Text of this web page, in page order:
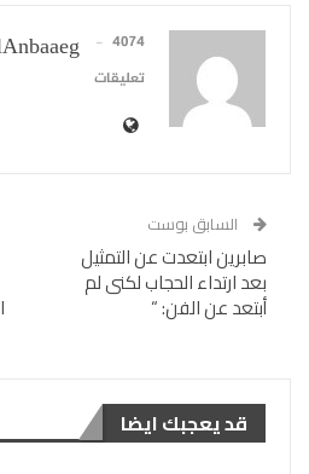
4074 المشاركات
تعليقات
السابق بوست
صابرين ابتعدت عن التمثيل
بعد ارتداء الحجاب لكنى لم
أبتعد عن الفن: “
قد يعجبك ايضا